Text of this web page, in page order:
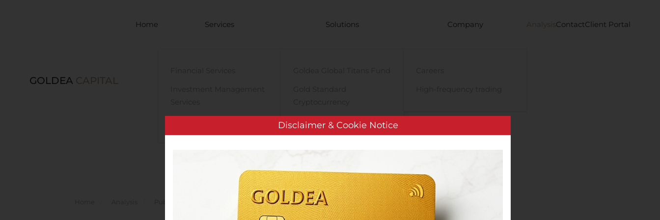
GOLDEA CAPITAL
Home Services Solutions
PRE-iPO Market
Company Analysis ContactClient Portal
Muutos SSH Communications Security Oyj:n johtoryhmään
Disclaimer & Cookie Notice